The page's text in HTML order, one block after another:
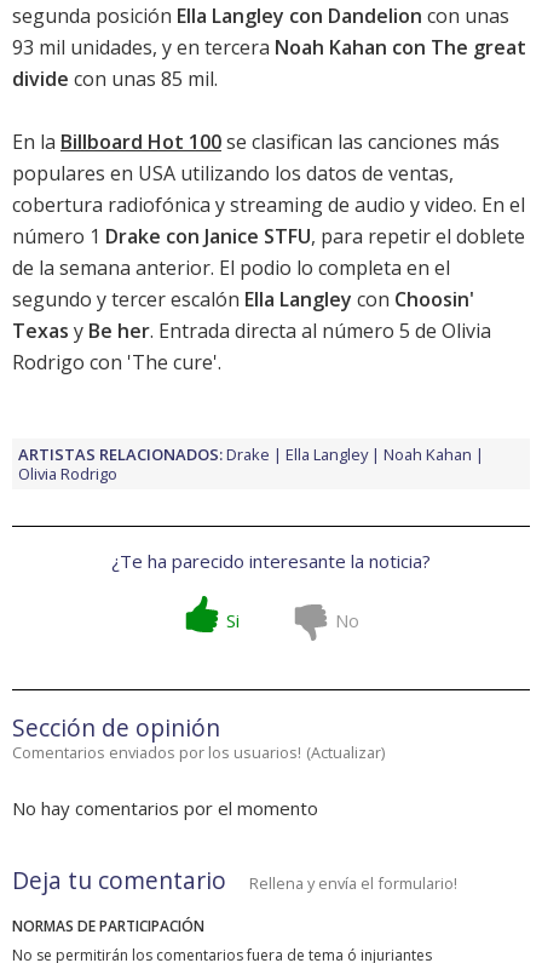
segunda posición Ella Langley con Dandelion con unas
93 mil unidades, y en tercera Noah Kahan con The great
divide con unas 85 mil.
En la Billboard Hot 100se clasifican las canciones más
populares en USA utilizando los datos de ventas,
cobertura radiofónica y streaming de audio y video. En el
número 1 Drake con Janice STFU, para repetir el doblete
de la semana anterior. El podio lo completa en el
segundo y tercer escalón Ella Langley con Choosin'
Texas y Be her. Entrada directa al número 5 de Olivia
Rodrigo con 'The cure'.
ARTISTAS RELACIONADOS:Drake Ella Langley
Noah Kahan
Olivia Rodrigo
¿Te ha parecido interesante la noticia?
Si No
Sección de opinión
Comentarios enviados por los usuarios! (Actualizar)
No hay comentarios por el momento
Deja tu comentario Rellena y envía el formulario!
NORMAS DE PARTICIPACIÓN
No se permitirán los comentarios fuera de tema ó injuriantes